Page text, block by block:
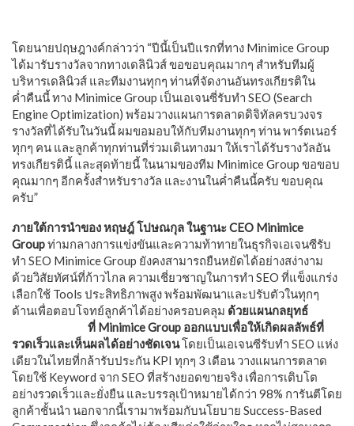
โดยนายปฤษฎางค์กล่าวว่า “ปีนี้เป็นปีแรกที่ทาง Minimice Group
ได้มารับรางวัลจากทางเดลินิวส์ ขอขอบคุณมากๆ สำหรับทีมผู้
บริหารเดลินิวส์ และทีมงานทุกๆ ท่านที่จัดงานอันทรงเกียรติใน
ค่ำคืนนี้ ทาง Minimice Group เป็นเอเจนซี่รับทำ SEO (Search
Engine Optimization) พร้อมวางแผนการตลาดดิจิทัลครบวงจร
รางวัลที่ได้รับในวันนี้ ผมขอมอบให้กับทีมงานทุกๆ ท่าน พาร์ตเนอร์
ทุกๆ คน และลูกค้าทุกท่านที่ร่วมเดินทางมา ให้เราได้รับรางวัลอัน
ทรงเกียรตินี้ และสุดท้ายนี้ ในนามของทีม Minimice Group ขอขอบ
คุณมากๆ อีกครั้งสำหรับรางวัล และงานในค่ำคืนนี้ครับ ขอบคุณ
ครับ”
ภายใต้การนำของ หฤษฎ์ โปษณกุล ในฐานะ CEO Minimice
Groupท่ามกลางการแข่งขันและความท้าทายในธุรกิจเอเจนซีรับ
ทำ SEO Minimice Group ยังคงสามารถยืนหยัดได้อย่างสง่างาม
ด้วยวิสัยทัศน์ที่ก้าวไกล ความเชี่ยวชาญในการทำ SEO ที่แข็งแกร่ง
เลือกใช้ Tools ประสิทธิภาพสูง พร้อมพัฒนาและปรับตัวในทุกๆ
ด้านเพื่อตอบโจทย์ลูกค้าได้อย่างครอบคลุม ด้วยแผนกลยุทธ์
ที่ Minimice Group ออกแบบเพื่อให้เกิดผลลัพธ์ที่
รวดเร็วและเห็นผลได้อย่างชัดเจนโดยเป็นเอเจนซีรับทำ SEO แห่ง
เดียวในไทยที่กล้ารับประกัน KPI ทุกๆ 3 เดือน วางแผนการตลาด
โดยใช้ Keyword จาก SEO ที่สร้างยอดขายจริง เพื่อการเติบโต
อย่างรวดเร็วและยั่งยืน และบรรลุเป้าหมายได้กว่า 98% การันตีโดย
ลูกค้าชั้นนำ นอกจากนี้เรามาพร้อมกับนโยบาย Success-Based